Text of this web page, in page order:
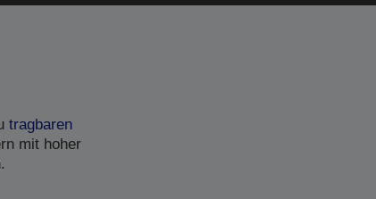
tragbaren
mit hoher